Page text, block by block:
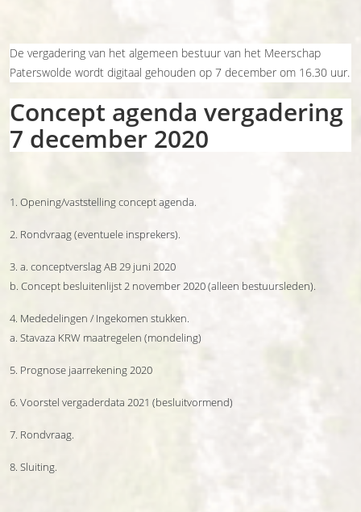
De vergadering van het algemeen bestuur van het Meerschap
Paterswolde wordt digitaal gehouden op 7 december om 16.30 uur.
Concept agenda vergadering
7 december 2020
1. Opening/vaststelling concept agenda.
2. Rondvraag (eventuele insprekers).
3. a. conceptverslag AB 29 juni 2020
b. Concept besluitenlijst 2 november 2020 (alleen bestuursleden).
4. Mededelingen / Ingekomen stukken.
a. Stavaza KRW maatregelen (mondeling)
5. Prognose jaarrekening 2020
6. Voorstel vergaderdata 2021 (besluitvormend)
7. Rondvraag.
8. Sluiting.